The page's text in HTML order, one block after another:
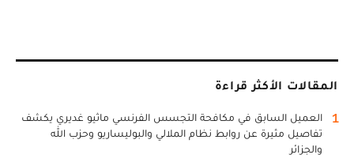
المقالات الأكثر قراءة
1
العميل السابق في مكافحة التجسس الفرنسي ماثيو غديري يكشف
تفاصيل مثيرة عن روابط نظام الملالي والبوليساريو وحزب الله
والجزائر